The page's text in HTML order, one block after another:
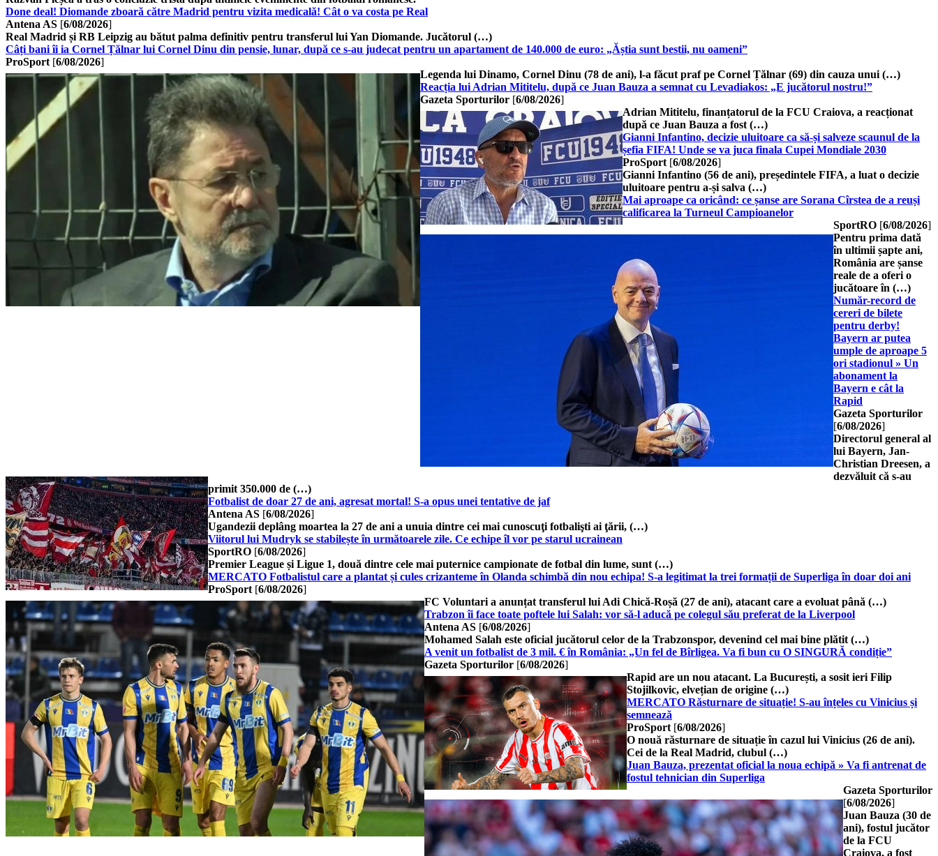
Done deal! Diomande zboară către Madrid pentru vizita medicală! Cât o va costa pe Real
Antena AS [6/08/2026]
Real Madrid și RB Leipzig au bătut palma definitiv pentru transferul lui Yan Diomande. Jucătorul (…)
Câți bani îi ia Cornel Țălnar lui Cornel Dinu din pensie, lunar, după ce s-au judecat pentru un apartament de 140.000 de euro: „Ăștia sunt bestii, nu oameni”
ProSport [6/08/2026]
Legenda lui Dinamo, Cornel Dinu (78 de ani), l-a făcut praf pe Cornel Țălnar (69) din cauza unui (…)
Reacția lui Adrian Mititelu, după ce Juan Bauza a semnat cu Levadiakos: „E jucătorul nostru!”
Gazeta Sporturilor [6/08/2026]
Adrian Mititelu, finanțatorul de la FCU Craiova, a reacționat
după ce Juan Bauza a fost (…)
Gianni Infantino, decizie uluitoare ca să-și salveze scaunul de la
șefia FIFA! Unde se va juca finala Cupei Mondiale 2030
ProSport [6/08/2026]
Gianni Infantino (56 de ani), președintele FIFA, a luat o decizie
uluitoare pentru a-și salva (…)
Mai aproape ca oricând: ce șanse are Sorana Cîrstea de a reuși
calificarea la Turneul Campioanelor
SportRO [6/08/2026]
Pentru prima dată
în ultimii șapte ani,
România are șanse
reale de a oferi o
jucătoare în (…)
Număr-record de
cereri de bilete
pentru derby!
Bayern ar putea
umple de aproape 5
ori stadionul » Un
abonament la
Bayern e cât la
Rapid
Gazeta Sporturilor
[6/08/2026]
Directorul general al
lui Bayern, Jan-
Christian Dreesen, a
dezvăluit că s-au
primit 350.000 de (…)
Fotbalist de doar 27 de ani, agresat mortal! S-a opus unei tentative de jaf
Antena AS [6/08/2026]
Ugandezii deplâng moartea la 27 de ani a unuia dintre cei mai cunoscuţi fotbalişti ai ţării, (…)
Viitorul lui Mudryk se stabilește în următoarele zile. Ce echipe îl vor pe starul ucrainean
SportRO [6/08/2026]
Premier League și Ligue 1, două dintre cele mai puternice campionate de fotbal din lume, sunt (…)
MERCATO Fotbalistul care a plantat și cules crizanteme în Olanda schimbă din nou echipa! S-a legitimat la trei formații de Superliga în doar doi ani
ProSport [6/08/2026]
FC Voluntari a anunțat transferul lui Adi Chică-Roșă (27 de ani), atacant care a evoluat până (…)
Trabzon îi face toate poftele lui Salah: vor să-l aducă pe colegul său preferat de la Liverpool
Antena AS [6/08/2026]
Mohamed Salah este oficial jucătorul celor de la Trabzonspor, devenind cel mai bine plătit (…)
A venit un fotbalist de 3 mil. € în România: „Un fel de Bîrligea. Va fi bun cu O SINGURĂ condiție”
Gazeta Sporturilor [6/08/2026]
Rapid are un nou atacant. La București, a sosit ieri Filip
Stojilkovic, elvețian de origine (…)
MERCATO Răsturnare de situație! S-au înțeles cu Vinicius și
semnează
ProSport [6/08/2026]
O nouă răsturnare de situație în cazul lui Vinicius (26 de ani).
Cei de la Real Madrid, clubul (…)
Juan Bauza, prezentat oficial la noua echipă » Va fi antrenat de
fostul tehnician din Superliga
Gazeta Sporturilor
[6/08/2026]
Juan Bauza (30 de
ani), fostul jucător
de la FCU
Craiova, a fost